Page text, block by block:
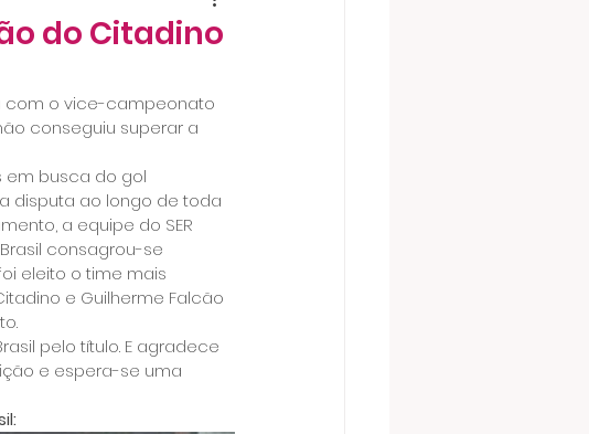
do Citadino
com o vice-campeonato
conseguiu superar a
em busca do gol
disputa ao longo de toda
a equipe do SER
consagrou-se
eleito o time mais
e Guilherme Falcão
pelo título. E agradece
e espera-se uma